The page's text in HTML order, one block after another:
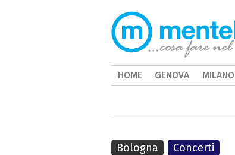
Bologna Concerti
HOME GENOVA MILANO